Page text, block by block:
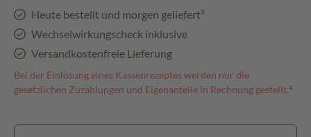
Heute bestellt und morgen geliefert³
Wechselwirkungscheck inklusive
Versandkostenfreie Lieferung
Bei der Einlösung eines Kassenrezeptes werden nur die
gesetzlichen Zuzahlungen und Eigenanteile in Rechnung gestellt.⁴